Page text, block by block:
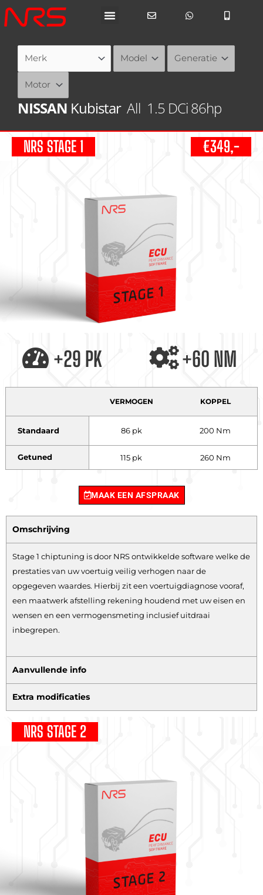
Ga
naar
NISSAN Kubistar All 1.5 DCi 86hp
NRS STAGE 1 €349,-
+29 PK +60 NM
VERMOGEN KOPPEL
Standaard 86 pk 200 Nm
Getuned 115 pk 260 Nm
MAAK EEN AFSPRAAK
Omschrijving
Stage 1 chiptuning is door NRS ontwikkelde software welke de
prestaties van uw voertuig veilig verhogen naar de
opgegeven waardes. Hierbij zit een voertuigdiagnose vooraf,
een maatwerk afstelling rekening houdend met uw eisen en
wensen en een vermogensmeting inclusief uitdraai
inbegrepen.
Aanvullende info
Extra modificaties
NRS STAGE 2